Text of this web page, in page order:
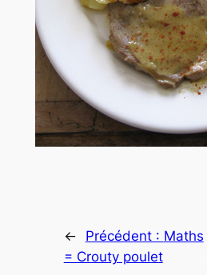
← Précédent : Maths
= Crouty poulet